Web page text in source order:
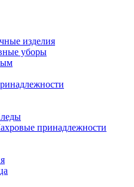
изделия
уборы
принадлежности